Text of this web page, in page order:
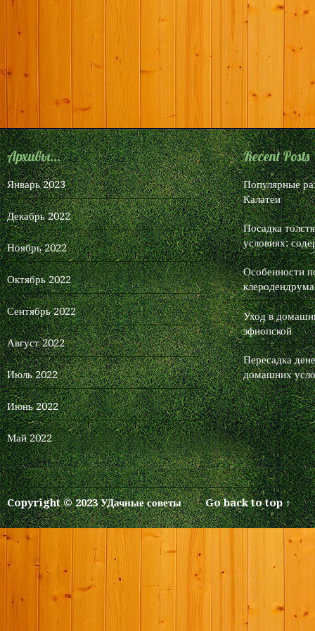
Архивы...
Январь 2023
Декабрь 2022
Ноябрь 2022
Октябрь 2022
Сентябрь 2022
Август 2022
Июль 2022
Июнь 2022
Май 2022
Recent Posts
Популярные
Калатеи
Посадка
условиях:
Особенности
Уход в
эфиопской
Пересадка
домашних
Copyright © 2023 УДачные советы Go back to top ↑